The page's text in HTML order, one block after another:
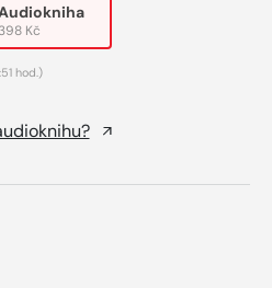
398 Kč
hod.)